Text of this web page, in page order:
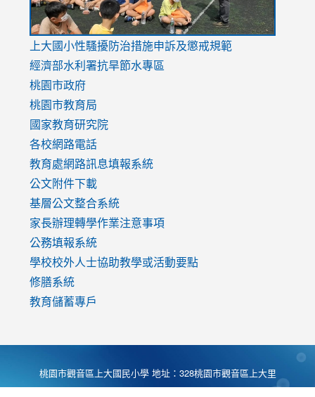
link
to
https://www.youtube.com/watch?
v=mfpNykQ0g4M
上大國小性騷擾防治措施申訴及懲戒規範
經濟部水利署抗旱節水專區
桃園市政府
桃園市教育局
國家教育研究院
各校網路電話
教育處網路訊息填報系統
公文附件下載
基層公文整合系統
家長辦理轉學作業注意事項
公務填報系統
學校校外人士協助教學或活動要點
修膳系統
教育儲蓄專戶
桃園市觀音區上大國民小學 地址：328桃園市觀音區上大里